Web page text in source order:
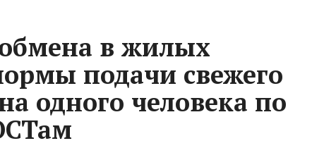
в жилых
подачи свежего
одного человека по